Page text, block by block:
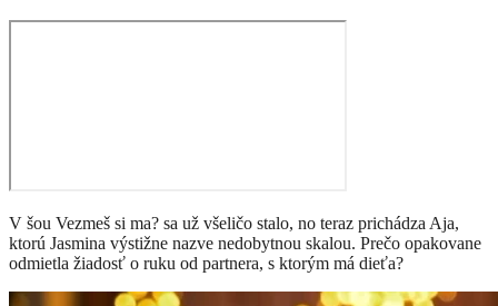
V šou Vezmeš si ma? sa už všeličo stalo, no teraz prichádza Aja,
ktorú Jasmina výstižne nazve nedobytnou skalou. Prečo opakovane
odmietla žiadosť o ruku od partnera, s ktorým má dieťa?